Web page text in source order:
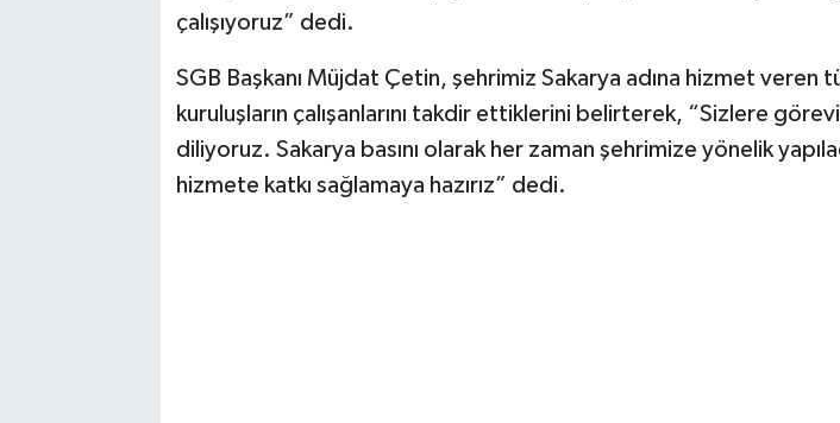
çalışıyoruz” dedi.
SGB Başkanı Müjdat Çetin, şehrimiz Sakarya adına hizmet veren
kuruluşların çalışanlarını takdir ettiklerini belirterek, “Sizlere
diliyoruz. Sakarya basını olarak her zaman şehrimize yönelik
hizmete katkı sağlamaya hazırız” dedi.